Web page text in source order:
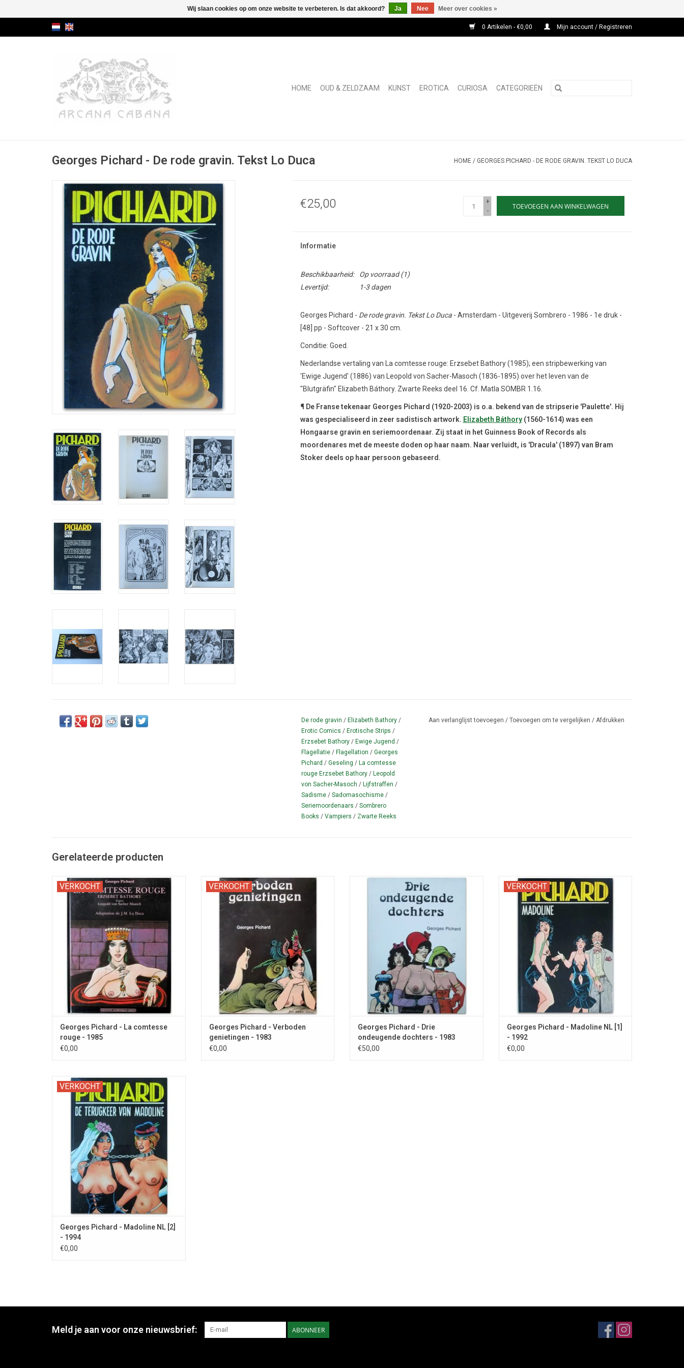
0 Artikelen - €0,00 Mijn account / Registreren
HOME OUD & ZELDZAAM KUNST EROTICA CURIOSA CATEGORIEËN
Georges Pichard - De rode gravin. Tekst Lo Duca HOME / GEORGES PICHARD - DE RODE GRAVIN. TEKST LO DUCA
€25,00
+
-
TOEVOEGEN AAN WINKELWAGEN
Informatie
Beschikbaarheid: Op voorraad(1)
Levertijd:
1-3 dagen
Georges Pichard - De rode gravin. Tekst Lo Duca- Amsterdam - Uitgeverij Sombrero - 1986 - 1e druk -
[48] pp - Softcover - 21 x 30 cm.
Conditie: Goed.
Nederlandse vertaling van La comtesse rouge: Erzsebet Bathory (1985); een stripbewerking van
'Ewige Jugend' (1886) van Leopold von Sacher-Masoch (1836-1895) over het leven van de
"Blutgräfin" Elizabeth Báthory. Zwarte Reeks deel 16. Cf. Matla SOMBR 1.16.
¶ De Franse tekenaar Georges Pichard (1920-2003) is o.a. bekend van de stripserie 'Paulette'. Hij
was gespecialiseerd in zeer sadistisch artwork. Elizabeth Báthory(1560-1614) was een
Hongaarse gravin en seriemoordenaar. Zij staat in het Guinness Book of Records als
moordenares met de meeste doden op haar naam. Naar verluidt, is 'Dracula' (1897) van Bram
Stoker deels op haar persoon gebaseerd.
De rode gravin / Elizabeth Bathory /
Erotic Comics / Erotische Strips /
Erzsebet Bathory / Ewige Jugend /
Flagellatie / Flagellation / Georges
Pichard / Geseling / La comtesse
rouge Erzsebet Bathory / Leopold
von Sacher-Masoch / Lijfstraffen /
Sadisme / Sadomasochisme /
Seriemoordenaars / Sombrero
Books / Vampiers / Zwarte Reeks
Aan verlanglijst toevoegen / Toevoegen om te vergelijken / Afdrukken
Gerelateerde producten
VERKOCHT
"Erzsebet Bathory; d'après Leopold von
Sacher Masoch. Adaptation de J.M. Lo
Duca".
Georges Pichard - La comtesse
rouge - 1985
€0,00
VERKOCHT
Prentenboek met scènes uit Mémoires
d'une chanteuse Allemande (1978).
Georges Pichard - Verboden
genietingen - 1983
€0,00
Prentenboek met scènes uit 'Trois filles de
leur mere' (1980).
TOEVOEGEN AAN WINKELWAGEN
Georges Pichard - Drie
ondeugende dochters - 1983
€50,00
VERKOCHT
Zwarte Reeks 57. Nederlandse editie van
het eerste deel met het kinky personage
Madoline.
Georges Pichard - Madoline NL [1]
- 1992
€0,00
VERKOCHT
Zwarte Reeks 99: Het tweede album met dit
SM personage.
Georges Pichard - Madoline NL [2]
- 1994
€0,00
Meld je aan voor onze nieuwsbrief: ABONNEER
Wij slaan cookies op om onze website te verbeteren. Is dat akkoord? Ja Nee Meer over cookies »